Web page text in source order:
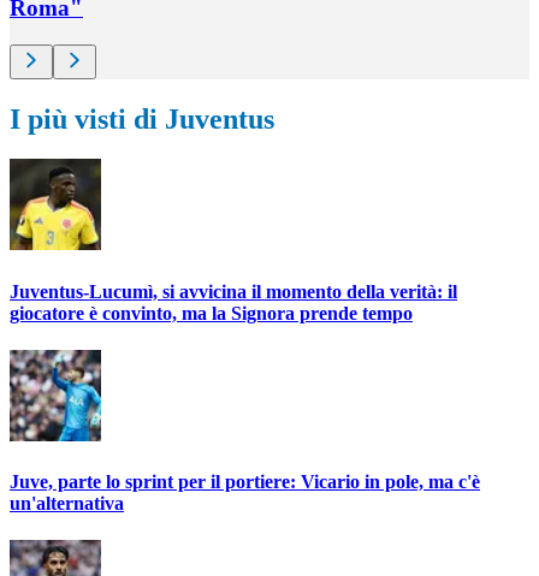
Roma"
I più visti di Juventus
Juventus-Lucumì, si avvicina il momento della verità: il
giocatore è convinto, ma la Signora prende tempo
Juve, parte lo sprint per il portiere: Vicario in pole, ma c'è
un'alternativa